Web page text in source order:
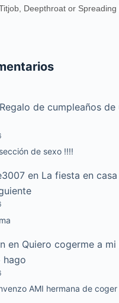
Deepthroat or Spreading
Regalo de cumpleaños de
de sexo !!!!
en La fiesta en
en Quiero cogerme a mi
hago
AMI hermana de